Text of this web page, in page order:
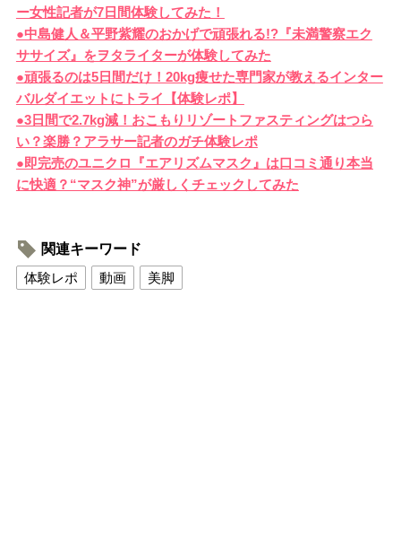
ー女性記者が7日間体験してみた！
●中島健人＆平野紫耀のおかげで頑張れる!?『未満警察エク
ササイズ』をヲタライターが体験してみた
●頑張るのは5日間だけ！20kg痩せた専門家が教えるインター
バルダイエットにトライ【体験レポ】
●3日間で2.7kg減！おこもりリゾートファスティングはつら
い？楽勝？アラサー記者のガチ体験レポ
●即完売のユニクロ『エアリズムマスク』は口コミ通り本当
に快適？“マスク神”が厳しくチェックしてみた
関連キーワード
体験レポ
動画 美脚